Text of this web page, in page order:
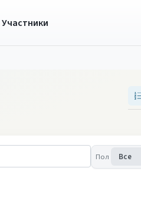
Участники
Пол Все